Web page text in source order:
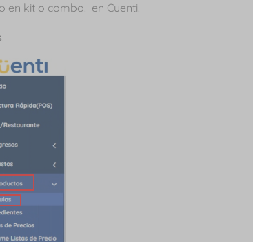
en kit o combo. en Cuenti.
.